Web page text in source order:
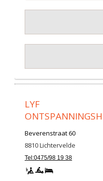
LYF
Beverenstraat 60
8810Lichtervelde
Tel:0475/98 19 38